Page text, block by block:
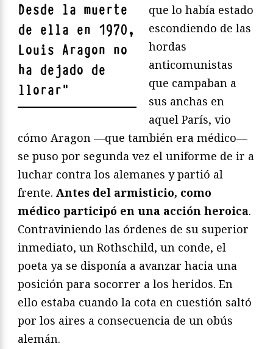
Desde la muerte
de ella en 1970,
Louis Aragon no
ha dejado de
llorar"
que lo había estado
escondiendo de las
hordas
anticomunistas
que campaban a
sus anchas en
aquel París, vio
cómo Aragon —que también era médico—
se puso por segunda vez el uniforme de ir a
luchar contra los alemanes y partió al
frente. Antes del armisticio, como
médico participó en una acción heroica.
Contraviniendo las órdenes de su superior
inmediato, un Rothschild, un conde, el
poeta ya se disponía a avanzar hacia una
posición para socorrer a los heridos. En
ello estaba cuando la cota en cuestión saltó
por los aires a consecuencia de un obús
alemán.